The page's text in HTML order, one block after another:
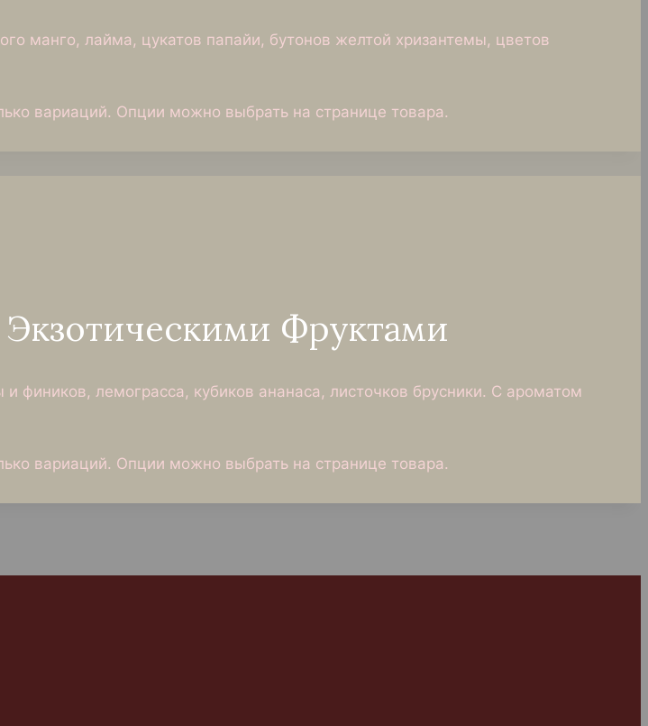
манго, лайма, цукатов папайи, бутонов желтой хризантемы, цветов
вариаций. Опции можно выбрать на странице товара.
Фруктами
фиников, лемограсса, кубиков ананаса, листочков брусники. С ароматом
вариаций. Опции можно выбрать на странице товара.